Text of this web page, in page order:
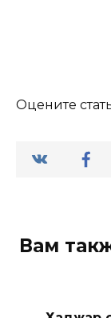
Оцените
Вам